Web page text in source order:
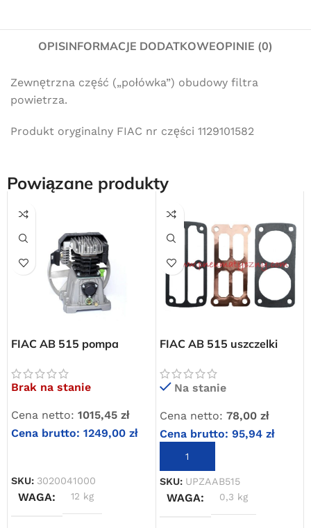
OPISINFORMACJE DODATKOWEOPINIE (0)
Zewnętrzna część („połówka”) obudowy filtra
powietrza.
Produkt oryginalny FIAC nr części 1129101582
Powiązane produkty
FIAC AB 515 pompa
Brak na stanie
Cena netto: 1015,45 zł
Cena brutto: 1249,00 zł
SKU: 3020041000
WAGA 12 kg
FIAC AB 515 uszczelki
kompresora
Na stanie
Cena netto: 78,00 zł
Cena brutto: 95,94 zł
DODAJ DO KOSZYKA
SKU: UPZAAB515
WAGA 0,3 kg